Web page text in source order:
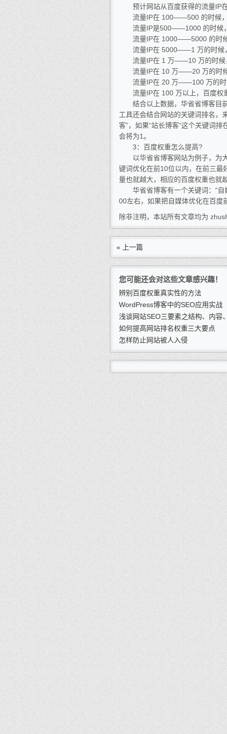
预计网站从百度获得的流量IP
流量IP在 100——500 的时候，
流量IP是500——1000 的时候
流量IP在 1000——5000 的时候
流量IP在 5000——1 万的时候
流量IP在 1 万——10 万的时候
流量IP在 10 万——20 万的时候
流量IP在 20 万——100 万的时
流量IP在 100 万以上，百度权
结合以上数据，华省省博客目前
工具还会结合网站的关键词排名，
客”，如果“站长博客“这个关键词
会将为1。
3：百度权重怎么提高?
以华省省博客网站为例子，为大
键词优化在前10位以内，在前三最
量也就越大，相应的百度权重也就越
华省省博客有一个关键词：“自
00左右，如果把自媒体优化在百度
除非注明，本站所有文章均为
« 上一篇
您可能还会对这些文章感兴趣！
辨别百度权重真实性的方法
WordPress博客中的SEO应用实战
浅谈网站SEO三要素之结构、内容
如何提高网站排名权重三大要点
怎样防止网站被人入侵